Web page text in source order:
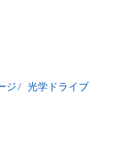
ジ/ 光学ドライブ